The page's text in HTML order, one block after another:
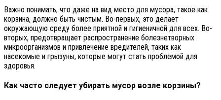
Важно понимать, что даже на вид место для мусора, такое как
корзина, должно быть чистым. Во-первых, это делает
окружающую среду более приятной и гигиеничной для всех. Во-
вторых, предотвращает распространение болезнетворных
микроорганизмов и привлечение вредителей, таких как
насекомые и грызуны, которые могут стать проблемой для
здоровья.
Как часто следует убирать мусор возле корзины?